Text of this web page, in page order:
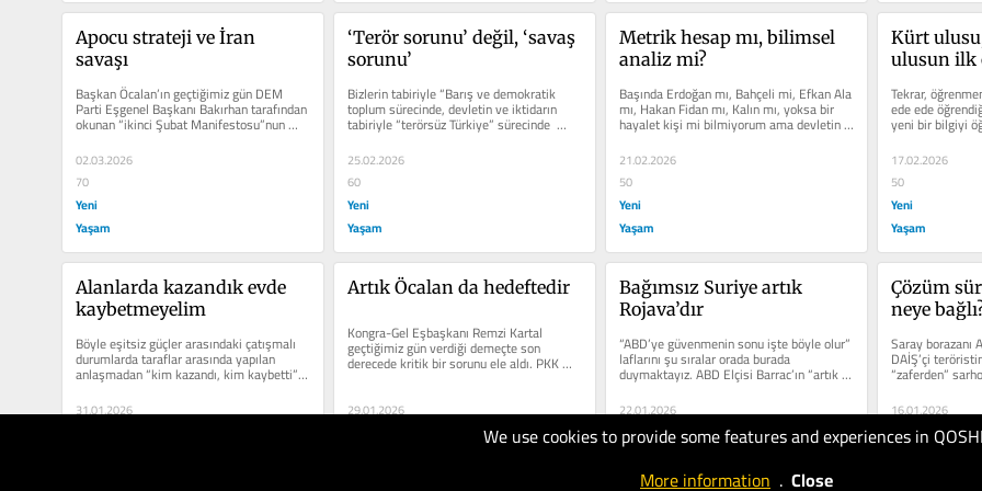
We use cookies to provide some features and experiences in
More information . Close
Apocu strateji ve İran
savaşı
Başkan Öcalan’ın geçtiğimiz gün DEM
Parti Eşgenel Başkanı Bakırhan tarafından
okunan “ikinci Şubat Manifestosu”nun
02.03.2026
70
Yeni
Yaşam
‘Terör sorunu’ değil, ‘savaş
sorunu’
Bizlerin tabiriyle “Barış ve demokratik
toplum sürecinde, devletin ve iktidarın
tabiriyle “terörsüz Türkiye” sürecinde
birinci aşama...
25.02.2026
60
Yeni
Yaşam
Metrik hesap mı, bilimsel
analiz mi?
Başında Erdoğan mı, Bahçeli mi, Efkan Ala
mı, Hakan Fidan mı, Kalın mı, yoksa bir
hayalet kişi mi bilmiyorum ama devletin
içinde etkili bir...
21.02.2026
50
Yeni
Yaşam
Kürt
ulusun ilk
Tekrar,
ede ede
yeni bir bilgiyi
“demokratik...
17.02.2026
50
Yeni
Yaşam
Alanlarda kazandık evde
kaybetmeyelim
Böyle eşitsiz güçler arasındaki çatışmalı
durumlarda taraflar arasında yapılan
anlaşmadan “kim kazandı, kim kaybetti”
sorusu...
31.01.2026
Artık Öcalan da hedeftedir
Kongra-Gel Eşbaşkanı Remzi Kartal
geçtiğimiz gün verdiği demeçte son
derecede kritik bir sorunu ele aldı. PKK
29.01.2026
Bağımsız Suriye artık
Rojava’dır
“ABD’ye güvenmenin sonu işte böyle olur”
laflarını şu sıralar orada burada
duymaktayız. ABD Elçisi Barrac’ın “artık
YPG’nin...
22.01.2026
60
Yeni
Yaşam
Çözüm
neye
Saray borazanı
DAİŞ’çi
“zaferden”
16.01.2026
60